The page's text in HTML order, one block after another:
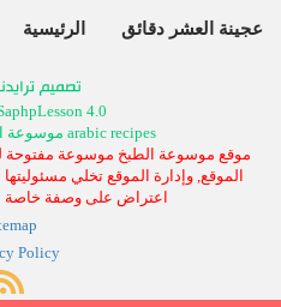
عجينة العشر دقائق الرئيسية
4.0
© 2005 - 2022 موسوعة الطبخ arabic recipes
موقع موسوعة الطبخ موسوعة مفتوحة
الموقع, وإدارة الموقع تخلي
اعتراض على وصفة خاصة
Policy